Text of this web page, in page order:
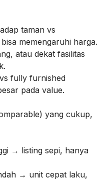
taman vs
memengaruhi harga.
atau dekat fasilitas
fully furnished
pada value.
yang cukup,
→ listing sepi, hanya
→ unit cepat laku,